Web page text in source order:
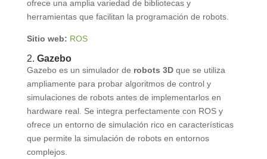
ofrece una amplia variedad de bibliotecas y
herramientas que facilitan la programación de robots.
Sitio web: ROS
2. Gazebo
Gazebo es un simulador de robots 3Dque se utiliza
ampliamente para probar algoritmos de control y
simulaciones de robots antes de implementarlos en
hardware real. Se integra perfectamente con ROS y
ofrece un entorno de simulación rico en características
que permite la simulación de robots en entornos
complejos.